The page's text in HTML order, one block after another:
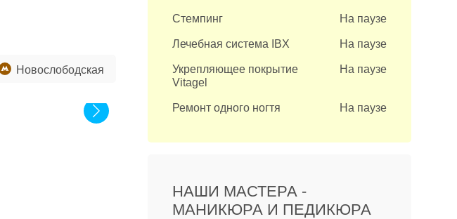
Новослободская
Стемпинг На паузе
Лечебная система IBX На паузе
Укрепляющее покрытие
Vitagel
На паузе
Ремонт одного ногтя На паузе
НАШИ МАСТЕРА -
МАНИКЮРА И ПЕДИКЮРА